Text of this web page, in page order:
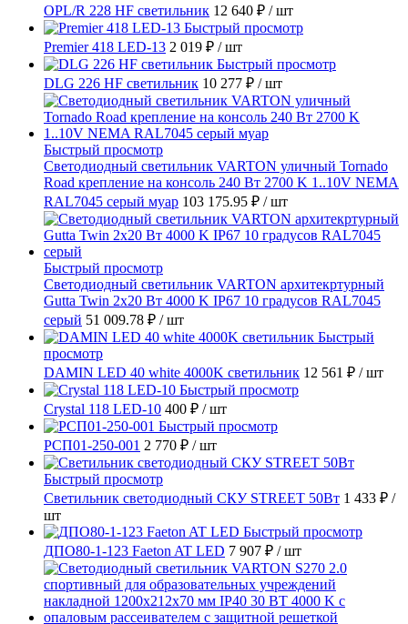
OPL/R 228 HF светильник 12 640 ₽ / шт
Быстрый просмотр
Premier 418 LED-13 2 019 ₽ / шт
Быстрый просмотр
DLG 226 HF светильник 10 277 ₽ / шт
Быстрый просмотр
Светодиодный светильник VARTON уличный Tornado
Road крепление на консоль 240 Вт 2700 K 1..10V NEMA
RAL7045 серый муар 103 175.95 ₽ / шт
Быстрый просмотр
Светодиодный светильник VARTON архитекртурный
Gutta Twin 2x20 Вт 4000 K IP67 10 градусов RAL7045
серый 51 009.78 ₽ / шт
Быстрый
просмотр
DAMIN LED 40 white 4000K светильник 12 561 ₽ / шт
Быстрый просмотр
Crystal 118 LED-10 400 ₽ / шт
Быстрый просмотр
РСП01-250-001 2 770 ₽ / шт
Быстрый просмотр
Светильник светодиодный СКУ STREET 50Вт 1 433 ₽ /
шт
Быстрый просмотр
ДПО80-1-123 Faeton AT LED 7 907 ₽ / шт